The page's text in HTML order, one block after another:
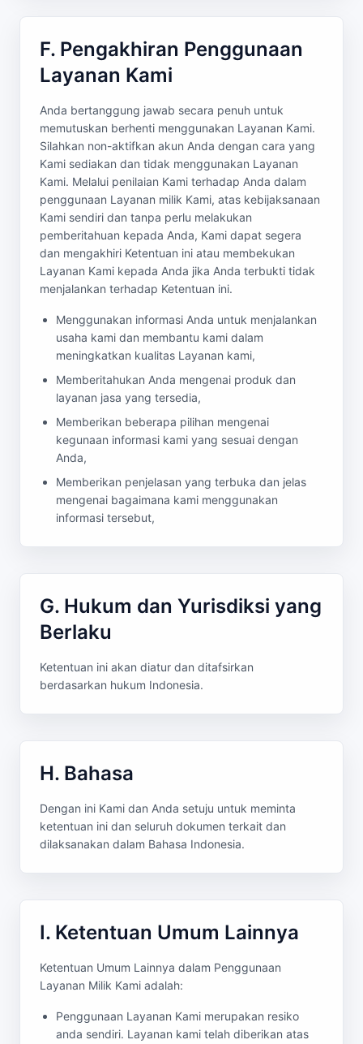
F. Pengakhiran Penggunaan
Layanan Kami
Anda bertanggung jawab secara penuh untuk
memutuskan berhenti menggunakan Layanan Kami.
Silahkan non-aktifkan akun Anda dengan cara yang
Kami sediakan dan tidak menggunakan Layanan
Kami. Melalui penilaian Kami terhadap Anda dalam
penggunaan Layanan milik Kami, atas kebijaksanaan
Kami sendiri dan tanpa perlu melakukan
pemberitahuan kepada Anda, Kami dapat segera
dan mengakhiri Ketentuan ini atau membekukan
Layanan Kami kepada Anda jika Anda terbukti tidak
menjalankan terhadap Ketentuan ini.
Menggunakan informasi Anda untuk menjalankan
usaha kami dan membantu kami dalam
meningkatkan kualitas Layanan kami,
Memberitahukan Anda mengenai produk dan
layanan jasa yang tersedia,
Memberikan beberapa pilihan mengenai
kegunaan informasi kami yang sesuai dengan
Anda,
Memberikan penjelasan yang terbuka dan jelas
mengenai bagaimana kami menggunakan
informasi tersebut,
G. Hukum dan Yurisdiksi yang
Berlaku
Ketentuan ini akan diatur dan ditafsirkan
berdasarkan hukum Indonesia.
H. Bahasa
Dengan ini Kami dan Anda setuju untuk meminta
ketentuan ini dan seluruh dokumen terkait dan
dilaksanakan dalam Bahasa Indonesia.
I. Ketentuan Umum Lainnya
Ketentuan Umum Lainnya dalam Penggunaan
Layanan Milik Kami adalah:
Penggunaan Layanan Kami merupakan resiko
anda sendiri. Layanan kami telah diberikan atas